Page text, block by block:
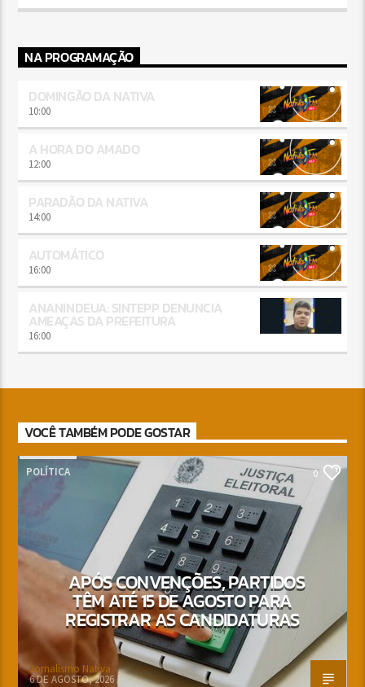
NA PROGRAMAÇÃO
DOMINGÃO DA NATIVA
10:00
A HORA DO AMADO
12:00
PARADÃO DA NATIVA
14:00
AUTOMÁTICO
16:00
ANANINDEUA: SINTEPP DENUNCIA
AMEAÇAS DA PREFEITURA
16:00
VOCÊ TAMBÉM PODE GOSTAR
POLÍTICA 0
APÓS CONVENÇÕES, PARTIDOS
TÊM ATÉ 15 DE AGOSTO PARA
REGISTRAR AS CANDIDATURAS
Jornalismo Nativa
6 DE AGOSTO, 2026